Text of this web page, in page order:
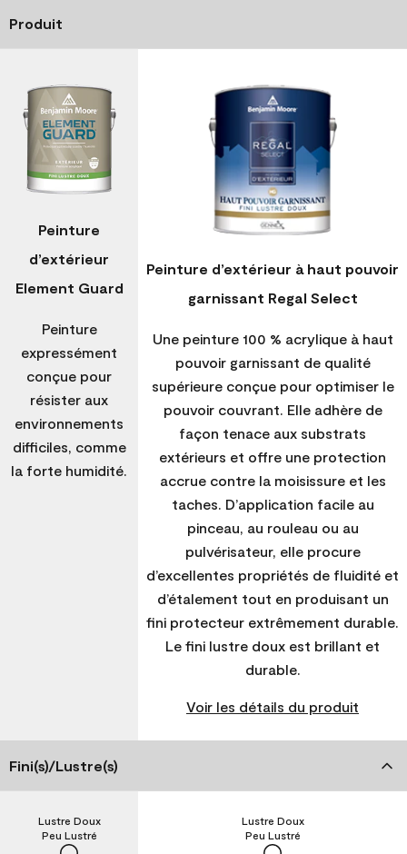
Produit
Peinture
d’extérieur
Element Guard
Peinture
expressément
conçue pour
résister aux
environnements
difficiles, comme
la forte humidité.
Peinture d’extérieur à haut pouvoir
garnissant Regal Select
Une peinture 100 % acrylique à haut
pouvoir garnissant de qualité
supérieure conçue pour optimiser le
pouvoir couvrant. Elle adhère de
façon tenace aux substrats
extérieurs et offre une protection
accrue contre la moisissure et les
taches. D’application facile au
pinceau, au rouleau ou au
pulvérisateur, elle procure
d’excellentes propriétés de fluidité et
d’étalement tout en produisant un
fini protecteur extrêmement durable.
Le fini lustre doux est brillant et
durable.
Voir les détails du produit
Fini(s)/Lustre(s)
Peu Lustré
Lustre Doux
Peu Lustré
Lustre Doux